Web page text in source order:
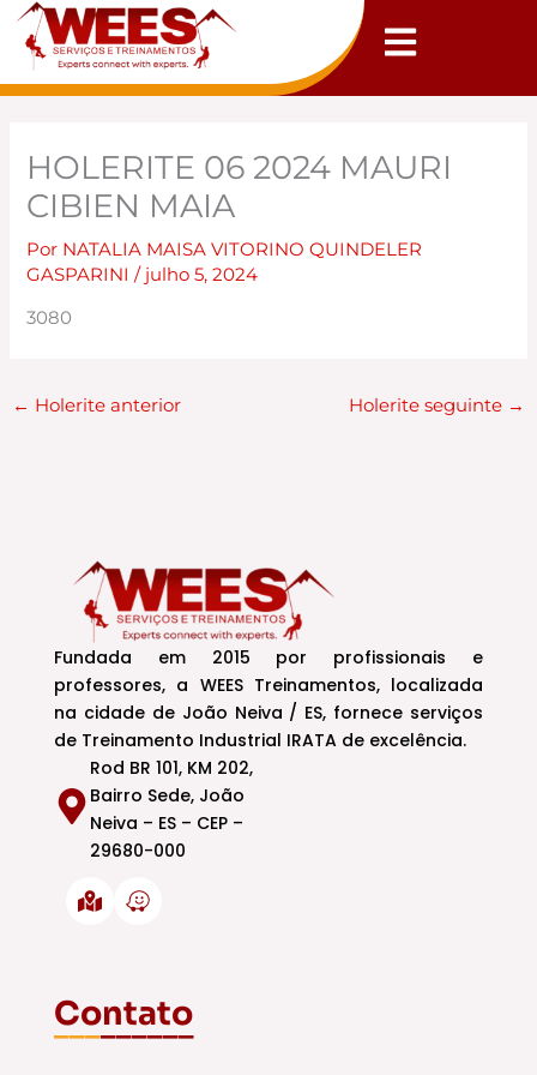
para
conteúdo
HOLERITE 06 2024 MAURI
CIBIEN MAIA
Por NATALIA MAISA VITORINO QUINDELER
GASPARINI/ julho 5, 2024
3080
← Holerite anterior Holerite seguinte →
Fundada em 2015 por profissionais e
professores, a WEES Treinamentos, localizada
na cidade de João Neiva / ES, fornece serviços
de Treinamento Industrial IRATA de excelência.
Rod BR 101, KM 202,
Bairro Sede, João
Neiva – ES – CEP –
29680-000
Contato
_________